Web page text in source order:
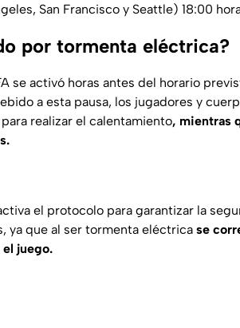
San Francisco y Seattle) 18:00
por tormenta eléctrica?
se activó horas antes del horario
a esta pausa, los jugadores y
realizar el calentamiento, mientras
el protocolo para garantizar la
ya que al ser tormenta eléctrica se
juego.